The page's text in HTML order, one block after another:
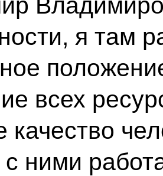
я там
всех
качество
ними